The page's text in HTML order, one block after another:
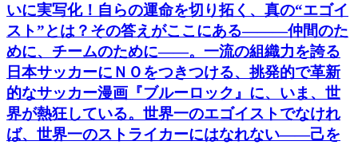
いに実写化！自らの運命を切り拓く、真の“エゴイ
スト”とは？その答えがここにある―――仲間のた
めに、チームのために――。一流の組織力を誇る
日本サッカーにＮＯをつきつける、挑発的で革新
的なサッカー漫画『ブルーロック』に、いま、世
界が熱狂している。世界一のエゴイストでなけれ
ば、世界一のストライカーにはなれない――己を